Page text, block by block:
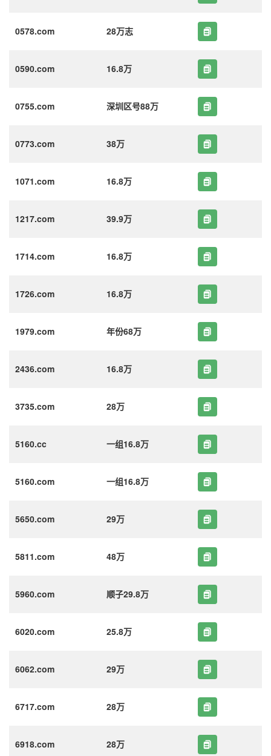
0578.com 28万志
0590.com 16.8万
0755.com 深圳区号88万
0773.com 38万
1071.com 16.8万
1217.com 39.9万
1714.com 16.8万
1726.com 16.8万
1979.com 年份68万
2436.com 16.8万
3735.com 28万
5160.cc 一组16.8万
5160.com 一组16.8万
5650.com 29万
5811.com 48万
5960.com 顺子29.8万
6020.com 25.8万
6062.com 29万
6717.com 28万
6918.com 28万